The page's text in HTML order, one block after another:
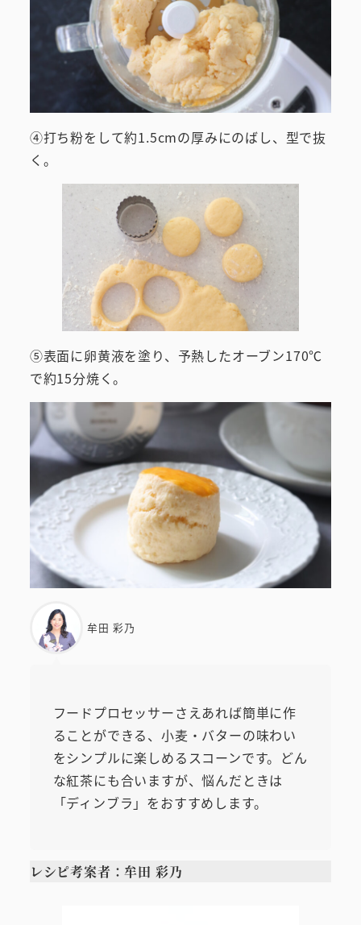
④打ち粉をして約1.5cmの厚みにのばし、型で抜
く。
⑤表面に卵黄液を塗り、予熱したオーブン170℃
で約15分焼く。
牟田 彩乃
フードプロセッサーさえあれば簡単に作
ることができる、小麦・バターの味わい
をシンプルに楽しめるスコーンです。どん
な紅茶にも合いますが、悩んだときは
「ディンブラ」をおすすめします。
レシピ考案者：牟田 彩乃